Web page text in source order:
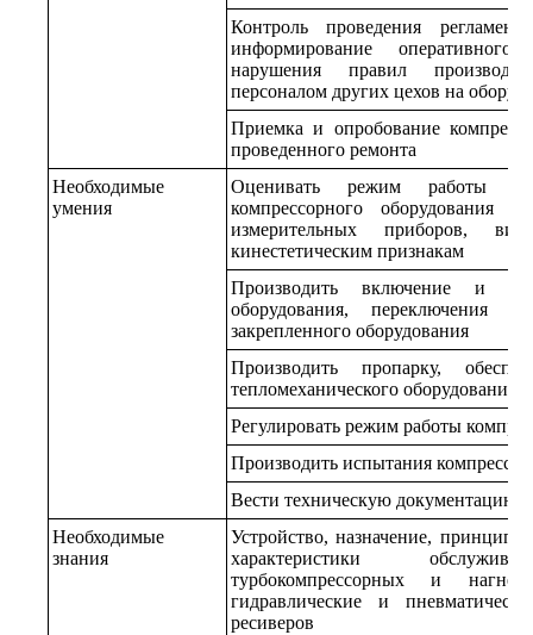
Контроль проведения
информирование
нарушения правил
персоналом других цехов на
Приемка и опробование
проведенного ремонта
Необходимые
умения
Оценивать режим работы и
компрессорного оборудования
измерительных приборов,
кинестетическим признакам
Производить включение и
оборудования, переключения в
закрепленного оборудования
Производить пропарку,
тепломеханического оборудования
Регулировать режим работы
Производить испытания
Вести техническую документацию
Необходимые
знания
Устройство, назначение, принцип
характеристики
турбокомпрессорных и
гидравлические и
ресиверов